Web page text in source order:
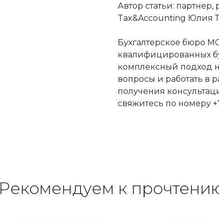
Автор статьи: партнер,
Tax&Accounting Юлия
Бухгалтерское бюро
квалифицированных
комплексный подход
вопросы и работать в
получения
свяжитесь по номеру
Рекомендуем к